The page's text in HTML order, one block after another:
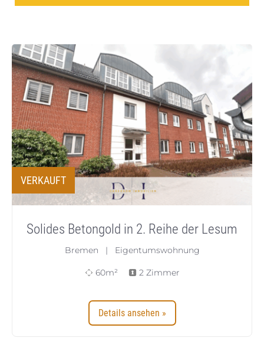
VERKAUFT
Solides Betongold in 2. Reihe der Lesum
Bremen | Eigentumswohnung
60m² 2 Zimmer
Details ansehen »